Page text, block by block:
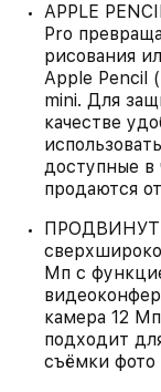
APPLE
Pro
рисования
Apple Pencil
mini. Для
качестве
доступные в
продаются
Мп с
камера 12
подходит
съёмки фото